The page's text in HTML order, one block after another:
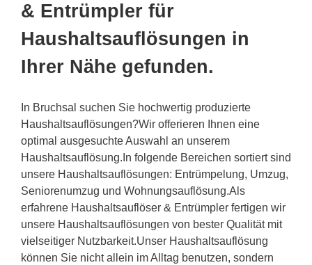
& Entrümpler für
Haushaltsauflösungen in
Ihrer Nähe gefunden.
In Bruchsal suchen Sie hochwertig produzierte
Haushaltsauflösungen?Wir offerieren Ihnen eine
optimal ausgesuchte Auswahl an unserem
Haushaltsauflösung.In folgende Bereichen sortiert sind
unsere Haushaltsauflösungen: Entrümpelung, Umzug,
Seniorenumzug und Wohnungsauflösung.Als
erfahrene Haushaltsauflöser & Entrümpler fertigen wir
unsere Haushaltsauflösungen von bester Qualität mit
vielseitiger Nutzbarkeit.Unser Haushaltsauflösung
können Sie nicht allein im Alltag benutzen, sondern